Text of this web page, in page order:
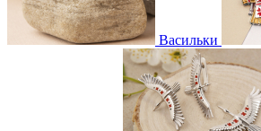
Васильки